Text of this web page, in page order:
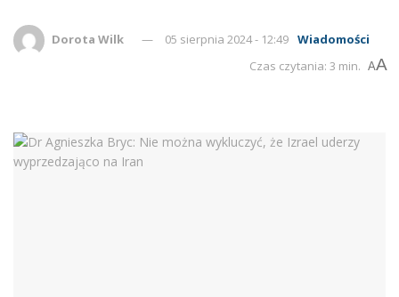
Dorota Wilk 05 sierpnia 2024 - 12:49 Wiadomości
Czas czytania: 3 min. AA